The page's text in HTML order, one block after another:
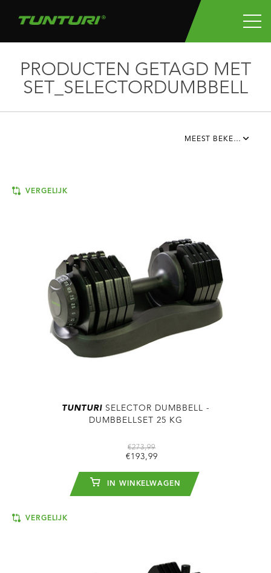
PRODUCTEN GETAGD MET
SET_SELECTORDUMBBELL
MEEST BEKEKEN
VERGELIJK
TUNTURISELECTOR DUMBBELL -
DUMBBELLSET 25 KG
€273,99
€193,99
IN WINKELWAGEN
VERGELIJK